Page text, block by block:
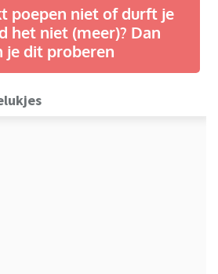
poepen niet of durft je
het niet (meer)? Dan
je dit proberen